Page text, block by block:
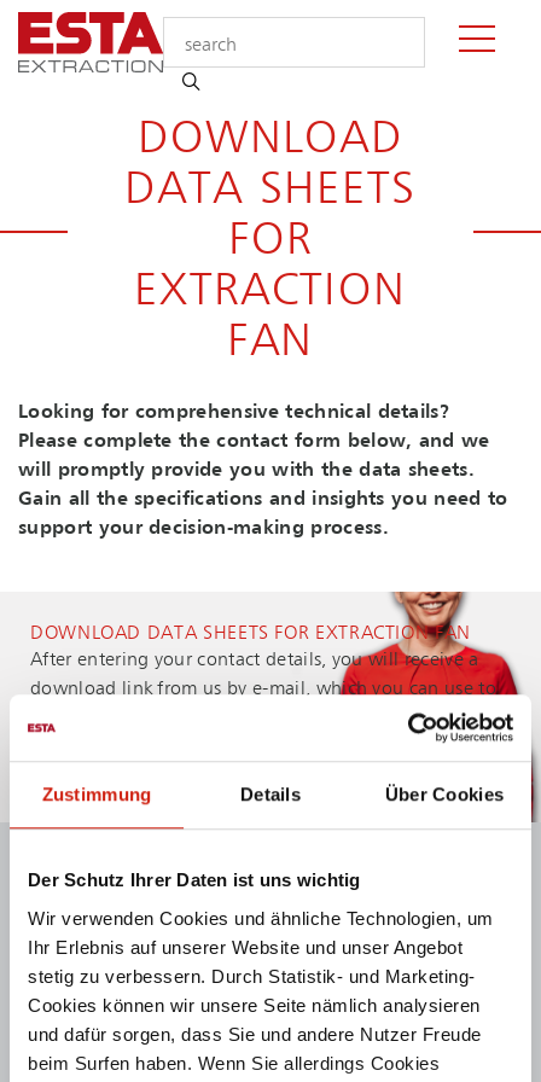
Zustimmung Details Über Cookies
Der Schutz Ihrer Daten ist uns wichtig
Wir verwenden Cookies und ähnliche Technologien, um
Ihr Erlebnis auf unserer Website und unser Angebot
stetig zu verbessern. Durch Statistik- und Marketing-
Cookies können wir unsere Seite nämlich analysieren
und dafür sorgen, dass Sie und andere Nutzer Freude
beim Surfen haben. Wenn Sie allerdings Cookies
DOWNLOAD
DATA SHEETS
FOR
EXTRACTION
FAN
Looking for comprehensive technical details?
Please complete the contact form below, and we
will promptly provide you with the data sheets.
Gain all the specifications and insights you need to
support your decision-making process.
DOWNLOAD DATA SHEETS FOR EXTRACTION FAN
After entering your contact details, you will receive a
download link from us by e-mail, which you can use to
conveniently download all relevant Data Sheets at any
First name